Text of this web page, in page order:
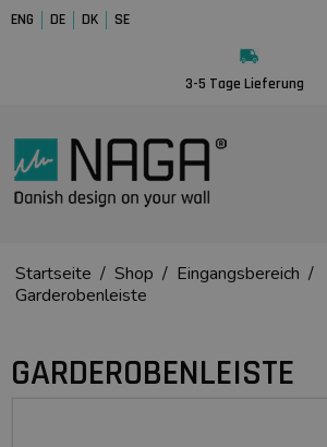
ENG DE DK SE
3-5 Tage Lieferung
Startseite / Shop / Eingangsbereich /
Garderobenleiste
GARDEROBENLEISTE